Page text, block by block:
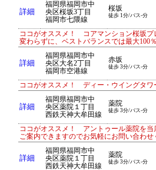
詳細
福岡県福岡市中
央区桜坂3丁目
福岡市七隈線
桜坂
徒歩 1分/バス-分
ココがオススメ！ コアマンション桜坂プ
変わらずに、ベストバランスでは最大100
詳細
福岡県福岡市中
央区大名2丁目
福岡市空港線
赤坂
徒歩 3分/バス-分
ココがオススメ！ ディー・ウイングタワ
詳細
福岡県福岡市中
央区薬院１丁目
西鉄天神大牟田線
薬院
徒歩 3分/バス-分
ココがオススメ！ アントゥール薬院を当
ご案内できますのでお気軽にお問い合わせ
詳細
福岡県福岡市中
央区薬院１丁目
西鉄天神大牟田線
薬院
徒歩 3分/バス-分